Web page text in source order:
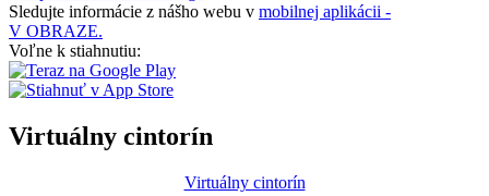
Sledujte informácie z nášho webu v mobilnej aplikácii -
V OBRAZE.
Voľne k stiahnutiu:
Virtuálny cintorín
Virtuálny cintorín